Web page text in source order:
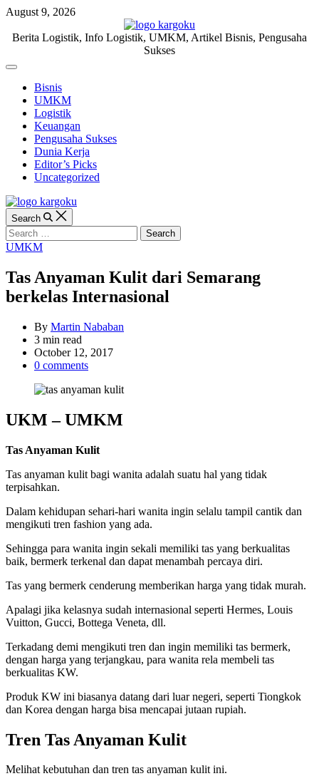
Skip
content
August 9, 2026
KARGOKU.ID
Berita Logistik, Info Logistik, UMKM, Artikel Bisnis, Pengusaha
Sukses
Off
CanvasBisnis
UMKM
Logistik
Keuangan
Pengusaha Sukses
Dunia Kerja
Editor’s Picks
Uncategorized
Search
Search
for:
Categories
UMKM
Tas Anyaman Kulit dari Semarang
berkelas Internasional
By Martin Nababan
Estimated
read
time
3 min read
October 12, 2017
0 comments
UKM – UMKM
Tas Anyaman Kulit
Tas anyaman kulit bagi wanita adalah suatu hal yang tidak
terpisahkan.
Dalam kehidupan sehari-hari wanita ingin selalu tampil cantik dan
mengikuti tren fashion yang ada.
Sehingga para wanita ingin sekali memiliki tas yang berkualitas
baik, bermerk terkenal dan dapat menambah percaya diri.
Tas yang bermerk cenderung memberikan harga yang tidak murah.
Apalagi jika kelasnya sudah internasional seperti Hermes, Louis
Vuitton, Gucci, Bottega Veneta, dll.
Terkadang demi mengikuti tren dan ingin memiliki tas bermerk,
dengan harga yang terjangkau, para wanita rela membeli tas
berkualitas KW.
Produk KW ini biasanya datang dari luar negeri, seperti Tiongkok
dan Korea dengan harga bisa mencapai jutaan rupiah.
Tren Tas Anyaman Kulit
Melihat kebutuhan dan tren tas anyaman kulit ini.